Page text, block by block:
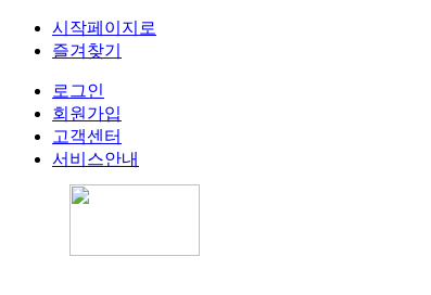
시작페이지로
즐겨찾기
로그인
회원가입
고객센터
서비스안내